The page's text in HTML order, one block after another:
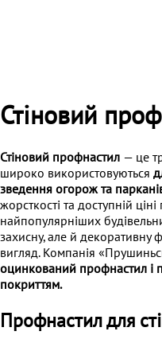
Стіновий
Стіновий профнастил — це
широко використовуються
зведення огорож та
жорсткості та доступній
найпопулярніших
захисну, але й декоративну
вигляд. Компанія
оцинкований профнастил і
покриттям.
Профнастил для